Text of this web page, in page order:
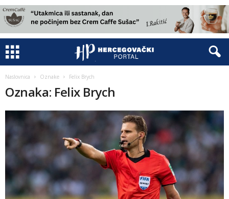
Naslovnica Oznake Felix Brych
Oznaka: Felix Brych